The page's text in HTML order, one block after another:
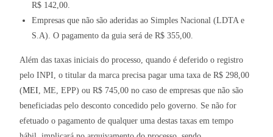
R$ 142,00.
Empresas que não são aderidas ao Simples Nacional (LDTA e
S.A). O pagamento da guia será de R$ 355,00.
Além das taxas iniciais do processo, quando é deferido o registro
pelo INPI, o titular da marca precisa pagar uma taxa de R$ 298,00
(MEI, ME, EPP) ou R$ 745,00 no caso de empresas que não são
beneficiadas pelo desconto concedido pelo governo. Se não for
efetuado o pagamento de qualquer uma destas taxas em tempo